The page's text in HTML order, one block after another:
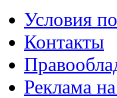
Условия
Контакты
Реклама